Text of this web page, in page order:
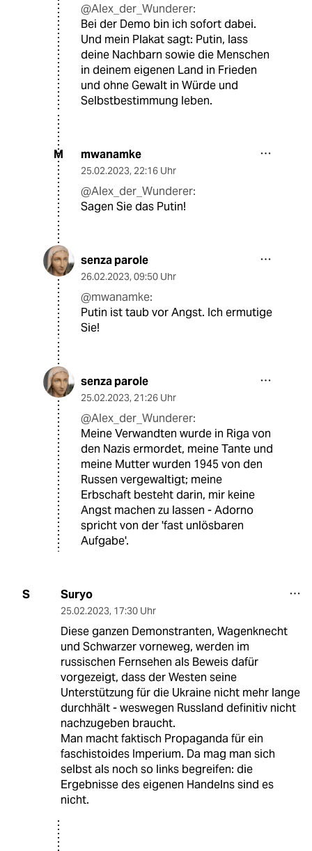
@Alex_der_Wunderer:
Bei der Demo bin ich sofort dabei.
Und mein Plakat sagt: Putin, lass
deine Nachbarn sowie die Menschen
in deinem eigenen Land in Frieden
und ohne Gewalt in Würde und
Selbstbestimmung leben.
M mwanamke
25.02.2023, 22:16 Uhr
@Alex_der_Wunderer:
Sagen Sie das Putin!
senza parole
26.02.2023, 09:50 Uhr
@mwanamke:
Putin ist taub vor Angst. Ich ermutige
Sie!
senza parole
25.02.2023, 21:26 Uhr
@Alex_der_Wunderer:
Meine Verwandten wurde in Riga von
den Nazis ermordet, meine Tante und
meine Mutter wurden 1945 von den
Russen vergewaltigt; meine
Erbschaft besteht darin, mir keine
Angst machen zu lassen - Adorno
spricht von der 'fast unlösbaren
Aufgabe'.
S Suryo
25.02.2023, 17:30 Uhr
Diese ganzen Demonstranten, Wagenknecht
und Schwarzer vorneweg, werden im
russischen Fernsehen als Beweis dafür
vorgezeigt, dass der Westen seine
Unterstützung für die Ukraine nicht mehr lange
durchhält - weswegen Russland definitiv nicht
nachzugeben braucht.
Man macht faktisch Propaganda für ein
faschistoides Imperium. Da mag man sich
selbst als noch so links begreifen: die
Ergebnisse des eigenen Handelns sind es
nicht.